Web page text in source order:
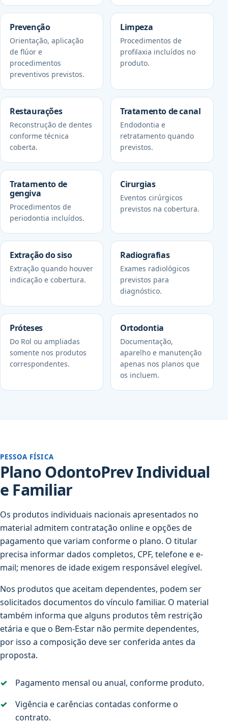
Prevenção
Orientação, aplicação
de flúor e
procedimentos
preventivos previstos.
Limpeza
Procedimentos de
profilaxia incluídos no
produto.
Restaurações
Reconstrução de dentes
conforme técnica
coberta.
Tratamento de canal
Endodontia e
retratamento quando
previstos.
Tratamento de
gengiva
Procedimentos de
periodontia incluídos.
Cirurgias
Eventos cirúrgicos
previstos na cobertura.
Extração do siso
Extração quando houver
indicação e cobertura.
Radiografias
Exames radiológicos
previstos para
diagnóstico.
Próteses
Do Rol ou ampliadas
somente nos produtos
correspondentes.
Ortodontia
Documentação,
aparelho e manutenção
apenas nos planos que
os incluem.
PESSOA FÍSICA
Plano OdontoPrev Individual
e Familiar
Os produtos individuais nacionais apresentados no
material admitem contratação online e opções de
pagamento que variam conforme o plano. O titular
precisa informar dados completos, CPF, telefone e e-
mail; menores de idade exigem responsável elegível.
Nos produtos que aceitam dependentes, podem ser
solicitados documentos do vínculo familiar. O material
também informa que alguns produtos têm restrição
etária e que o Bem-Estar não permite dependentes,
por isso a composição deve ser conferida antes da
proposta.
Pagamento mensal ou anual, conforme produto.
Vigência e carências contadas conforme o
contrato.